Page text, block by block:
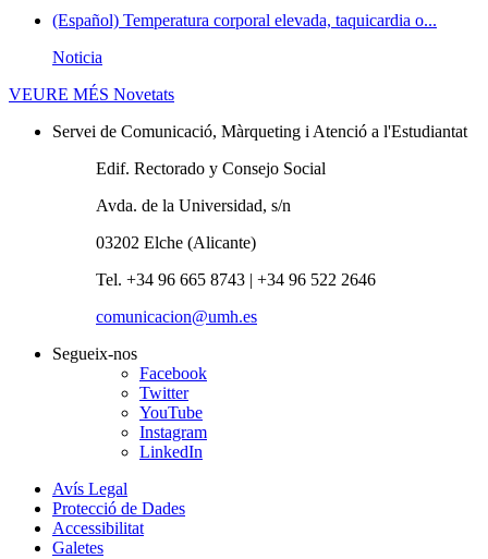
(Español) Temperatura corporal elevada, taquicardia o...
Noticia
VEURE MÉS Novetats
Servei de Comunicació, Màrqueting i Atenció a l'Estudiantat
Edif. Rectorado y Consejo Social
Avda. de la Universidad, s/n
03202 Elche (Alicante)
Tel. +34 96 665 8743 | +34 96 522 2646
comunicacion@umh.es
Segueix-nos
Facebook
Twitter
YouTube
Instagram
LinkedIn
Avís Legal
Protecció de Dades
Accessibilitat
Galetes